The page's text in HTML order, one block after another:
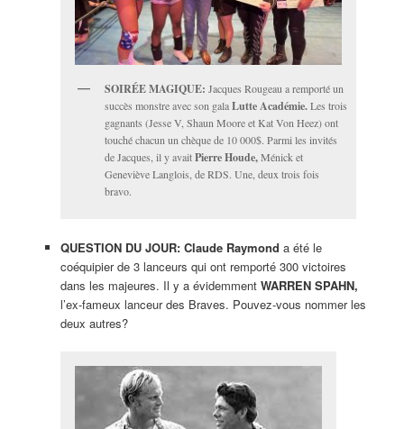
SOIRÉE MAGIQUE: Jacques Rougeau a remporté un
succès monstre avec son galaLutte Académie.Les trois
gagnants (Jesse V, Shaun Moore et Kat Von Heez) ont
touché chacun un chèque de 10 000$. Parmi les invités
de Jacques, il y avaitPierre Houde,Ménick et
Geneviève Langlois, de RDS. Une, deux trois fois
bravo.
QUESTION DU JOUR: Claude Raymond a été le
coéquipier de 3 lanceurs qui ont remporté 300 victoires
dans les majeures. Il y a évidemment WARREN SPAHN,
l’ex-fameux lanceur des Braves. Pouvez-vous nommer les
deux autres?